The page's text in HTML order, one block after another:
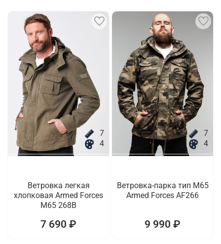
7
4
Ветровка легкая
хлопковая Armed Forces
M65 268B
7 690 ₽
7
4
Ветровка-парка тип M65
Armed Forces AF266
9 990 ₽